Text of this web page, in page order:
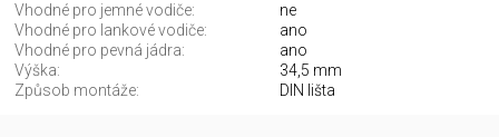
Vhodné pro jemné vodiče:
ne
Vhodné pro lankové vodiče:
ano
Vhodné pro pevná jádra:
ano
Výška:
34,5 mm
Způsob montáže:
DIN lišta